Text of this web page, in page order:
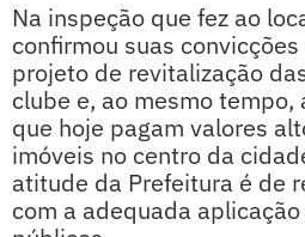
Na inspeção que fez ao
confirmou suas
projeto de revitalização
clube e, ao mesmo
que hoje pagam valores
imóveis no centro da
atitude da Prefeitura é de
com a adequada